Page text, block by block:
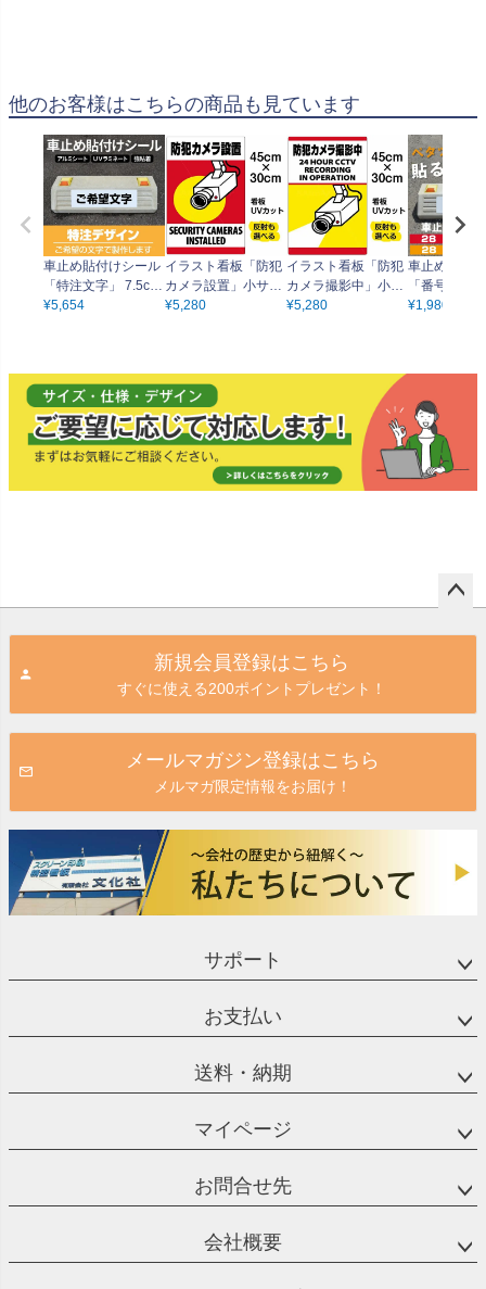
他のお客様はこちらの商品も見ています
車止め貼付けシール
「特注文字」 7.5cm
×30cm （色・文字は
¥5,654
イラスト看板「防犯
カメラ設置」小サイ
ズ（45cm×30cm）
¥5,280
イラスト看板「防犯
カメラ撮影中」小サ
イズ（45cm×30c
¥5,280
車止め貼付
「番号（ご
号で製作）
¥1,980
新規会員登録はこちら
すぐに使える200ポイントプレゼント！
メールマガジン登録はこちら
メルマガ限定情報をお届け！
サポート
お支払い
送料・納期
マイページ
お問合せ先
会社概要